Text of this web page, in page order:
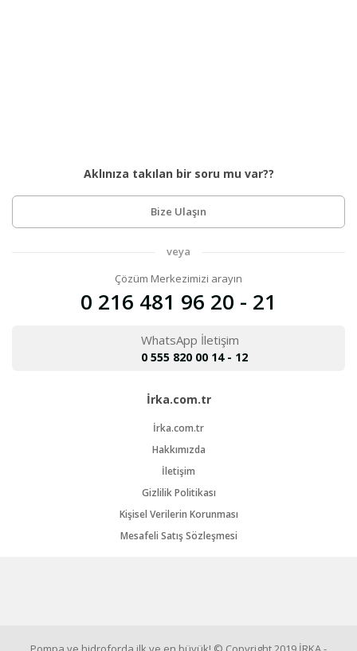
Aklınıza takılan bir soru mu var??
Bize Ulaşın
veya
Çözüm Merkezimizi arayın
0 216 481 96 20 - 21
WhatsApp İletişim
0 555 820 00 14 - 12
İrka.com.tr
İrka.com.tr
Hakkımızda
İletişim
Gizlilik Politikası
Kişisel Verilerin Korunması
Mesafeli Satış Sözleşmesi